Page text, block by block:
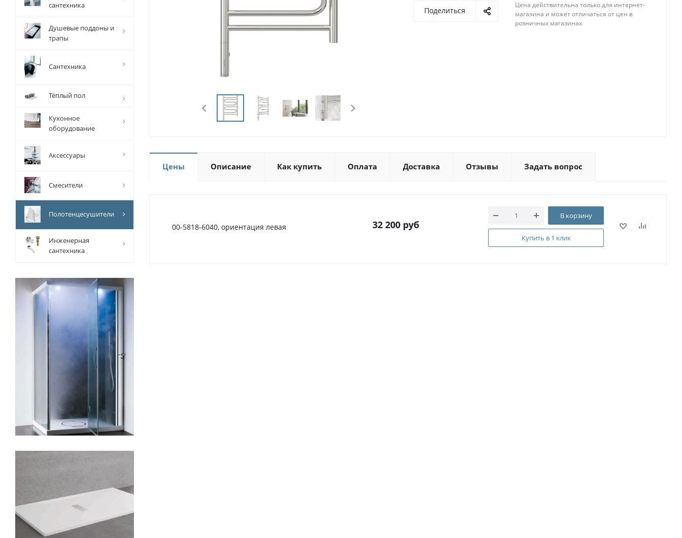
Поделиться
Цена действительна только для интернет-
магазина и может отличаться от цен в
розничных магазинах
Цены Описание Как купить Оплата Доставка Отзывы Задать вопрос
00-5818-6040, ориентация левая 32 200 руб
В корзину
Купить в 1 клик
сантехника
Душевые поддоны и
трапы
Сантехника
Тёплый пол
Кухонное
оборудование
Аксессуары
Смесители
Полотенцесушители
Инженерная
сантехника